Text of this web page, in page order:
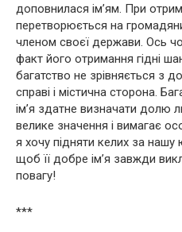
доповнилася ім’ям. При
перетворюється на
членом своєї держави. Ось
факт його отримання гідні
багатство не зрівняється з
справі і містична сторона.
ім’я здатне визначати долю
велике значення і вимагає
я хочу підняти келих за нашу
щоб її добре ім’я завжди
повагу!
***